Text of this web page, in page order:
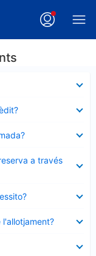
a través